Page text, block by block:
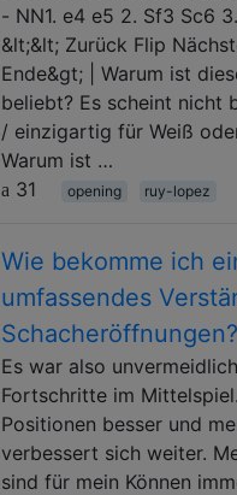
- NN1. e4 e5 2. Sf3 Sc6
&lt;&lt; Zurück Flip
Ende&gt; | Warum ist
beliebt? Es scheint nicht
/ einzigartig für Weiß
Warum ist …
31
opening ruy-lopez
Wie bekomme ich
umfassendes
Schacheröffnungen?
Es war also
Fortschritte im
Positionen besser und
verbessert sich weiter.
sind für mein Können